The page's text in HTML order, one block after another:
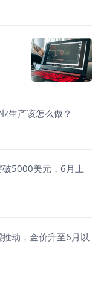
生产该怎么做？
5000美元，6月上
动，金价升至6月以